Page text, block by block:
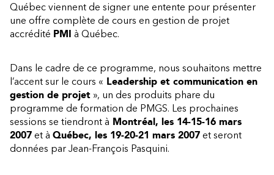
Québec viennent de signer une entente pour présenter
une offre complète de cours en gestion de projet
accrédité PMI à Québec.
Dans le cadre de ce programme, nous souhaitons mettre
l’accent sur le cours « Leadership et communication en
gestion de projet », un des produits phare du
programme de formation de PMGS. Les prochaines
sessions se tiendront à Montréal, les 14-15-16 mars
2007 et à Québec, les 19-20-21 mars 2007 et seront
données par Jean-François Pasquini.